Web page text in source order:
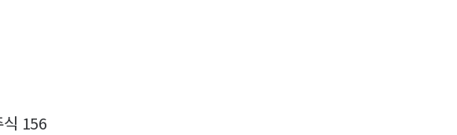
156